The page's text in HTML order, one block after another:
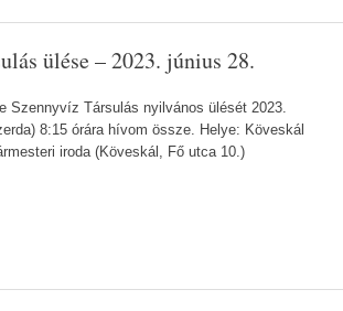
ülése – 2023. június 28.
Szennyvíz Társulás nyilvános ülését 2023.
8:15 órára hívom össze. Helye: Köveskál
iroda (Köveskál, Fő utca 10.)